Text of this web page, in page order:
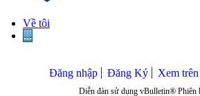
Về tôi
...
Đăng nhập Đăng Ký Xem
Diễn đàn sử dụng vBulletin® Phiên